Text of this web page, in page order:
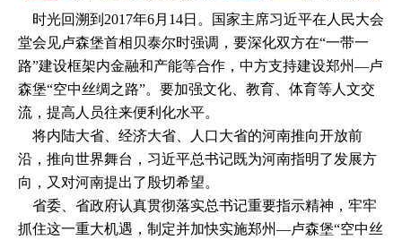
时光回溯到2017年6月14日。国家主席习近平在人民大会
堂会见卢森堡首相贝泰尔时强调，要深化双方在“一带一
路”建设框架内金融和产能等合作，中方支持建设郑州—卢
森堡“空中丝绸之路”。要加强文化、教育、体育等人文交
流，提高人员往来便利化水平。
将内陆大省、经济大省、人口大省的河南推向开放前
沿，推向世界舞台，习近平总书记既为河南指明了发展方
向，又对河南提出了殷切希望。
省委、省政府认真贯彻落实总书记重要指示精神，牢牢
抓住这一重大机遇，制定并加快实施郑州—卢森堡“空中丝